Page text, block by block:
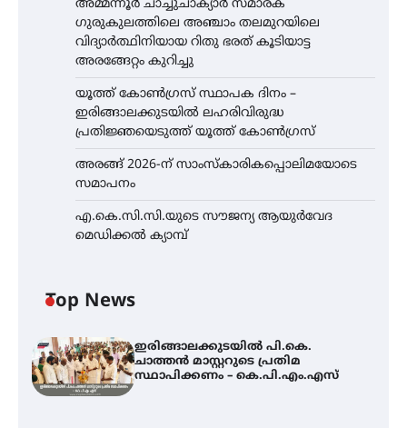
അമ്മന്നൂർ ചാച്ചുചാക്യാർ സ്മാരക
ഗുരുകുലത്തിലെ അഞ്ചാം തലമുറയിലെ
വിദ്യാർത്ഥിനിയായ റിതു ഭരത് കൂടിയാട്ട
അരങ്ങേറ്റം കുറിച്ചു
യൂത്ത് കോൺഗ്രസ്‌ സ്ഥാപക ദിനം –
ഇരിങ്ങാലക്കുടയിൽ ലഹരിവിരുദ്ധ
പ്രതിജ്ഞയെടുത്ത് യൂത്ത് കോൺഗ്രസ്
അരങ്ങ് 2026-ന് സാംസ്കാരികപ്പൊലിമയോടെ
സമാപനം
എ.കെ.സി.സി.യുടെ സൗജന്യ ആയുർവേദ
മെഡിക്കൽ ക്യാമ്പ്
Top News
ഇരിങ്ങാലക്കുടയിൽ പി.കെ.
ചാത്തൻ മാസ്റ്ററുടെ പ്രതിമ
സ്ഥാപിക്കണം – കെ.പി.എം.എസ്